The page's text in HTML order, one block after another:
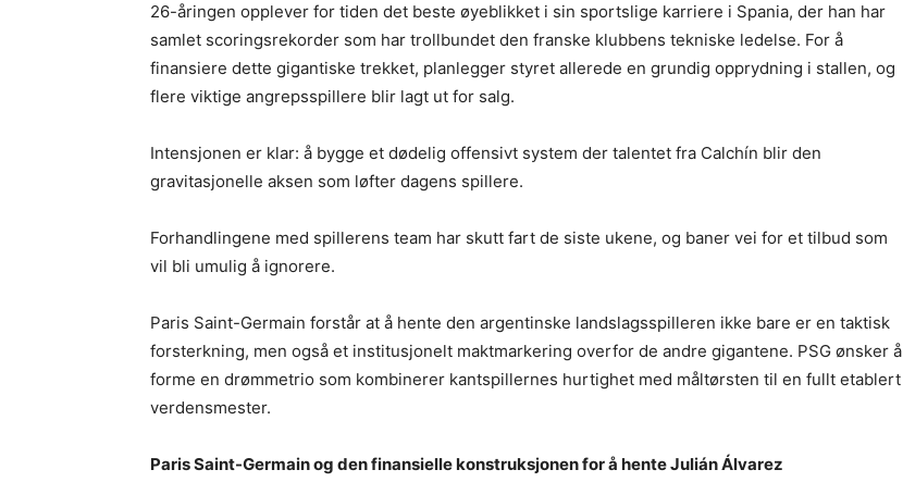
26-åringen opplever for tiden det beste øyeblikket i sin sportslige karriere i Spania, der han har
samlet scoringsrekorder som har trollbundet den franske klubbens tekniske ledelse. For å
finansiere dette gigantiske trekket, planlegger styret allerede en grundig opprydning i stallen, og
flere viktige angrepsspillere blir lagt ut for salg.
Intensjonen er klar: å bygge et dødelig offensivt system der talentet fra Calchín blir den
gravitasjonelle aksen som løfter dagens spillere.
Forhandlingene med spillerens team har skutt fart de siste ukene, og baner vei for et tilbud som
vil bli umulig å ignorere.
Paris Saint-Germain forstår at å hente den argentinske landslagsspilleren ikke bare er en taktisk
forsterkning, men også et institusjonelt maktmarkering overfor de andre gigantene. PSG ønsker å
forme en drømmetrio som kombinerer kantspillernes hurtighet med måltørsten til en fullt etablert
verdensmester.
Paris Saint-Germain og den finansielle konstruksjonen for å hente Julián Álvarez